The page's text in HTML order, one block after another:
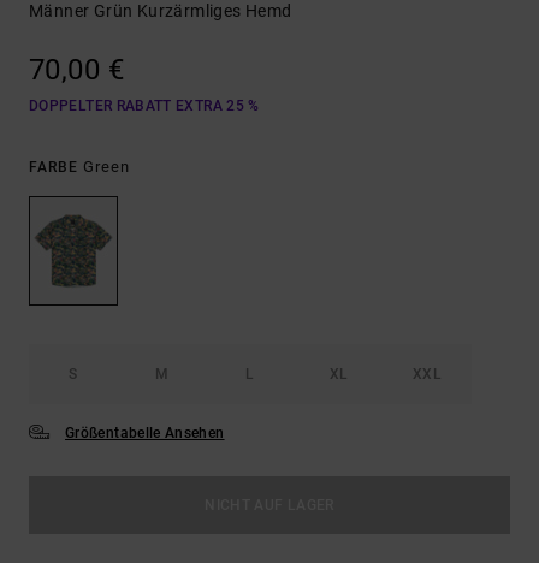
Männer Grün Kurzärmliges Hemd
70,00 €
DOPPELTER RABATT EXTRA 25 %
FARBE Green
S M L XL XXL
Größentabelle Ansehen